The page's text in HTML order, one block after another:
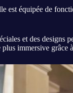
équipée de
et des designs
immersive grâce